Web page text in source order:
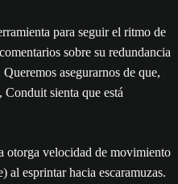
para seguir el ritmo de
sobre su redundancia
asegurarnos de que,
sienta que está
otorga velocidad de movimiento
al esprintar hacia escaramuzas.